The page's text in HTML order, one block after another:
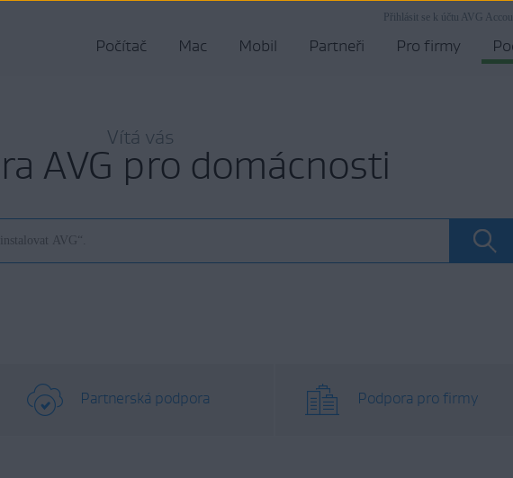
Přihlásit se k účtu AVG
Počítač Mac Mobil Partneři Pro firmy
Vítá vás
AVG pro domácnosti
Partnerská podpora Podpora pro firmy